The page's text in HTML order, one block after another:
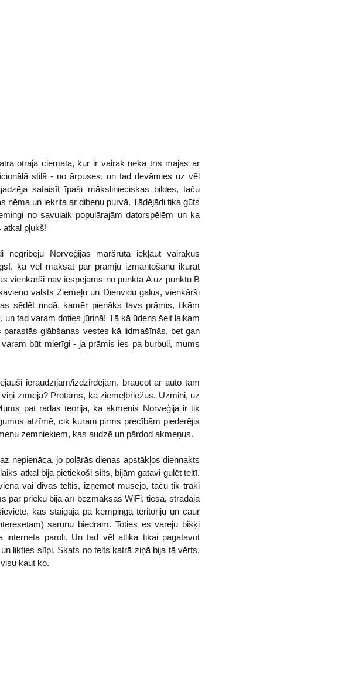
otrajā ciematā, kur ir vairāk nekā trīs mājas ar
stilā - no ārpuses, un tad devāmies uz vēl
sataisīt īpaši mākslinieciskas bildes, taču
un iekrita ar dibenu purvā. Tādējādi tika gūts
no savulaik populārajām datorspēlēm un ka
atkal pļukš!
Norvēģijas maršrutā iekļaut vairākus
ka vēl maksāt par prāmju izmantošanu ikurāt
vienkārši nav iespējams no punkta A uz punktu B
valsts Ziemeļu un Dienvidu galus, vienkārši
sēdēt rindā, kamēr pienāks tavs prāmis, tikām
tad varam doties jūriņā! Tā kā ūdens šeit laikam
glābšanas vestes kā lidmašīnās, bet gan
būt mierīgi - ja prāmis ies pa burbuli, mums
ieraudzījām/izdzirdējām, braucot ar auto tam
zīmēja? Protams, ka ziemeļbriežus. Uzmini, uz
pat radās teorija, ka akmenis Norvēģijā ir tik
atzīmē, cik kuram pirms precībām piederējis
zemniekiem, kas audzē un pārdod akmeņus.
nepienāca, jo polārās dienas apstākļos diennakts
atkal bija pietiekoši silts, bijām gatavi gulēt teltī.
vai divas teltis, izņemot mūsējo, taču tik traki
par prieku bija arī bezmaksas WiFi, tiesa, strādāja
kas staigāja pa kempinga teritoriju un caur
sarunu biedram. Toties es varēju bišķi
paroli. Un tad vēl atlika tikai pagatavot
likties slīpi. Skats no telts katrā ziņā bija tā vērts,
kaut ko.